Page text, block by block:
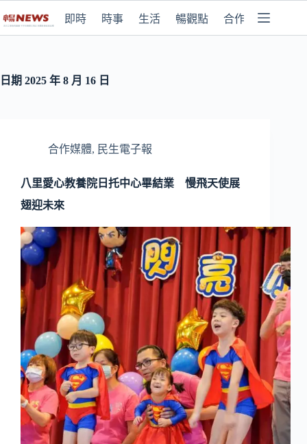
即時 時事 生活 暢觀點 合作媒體
日期 2025 年 8 月 16 日
合作媒體, 民生電子報
八里愛心教養院日托中心畢結業 慢飛天使展
翅迎未來